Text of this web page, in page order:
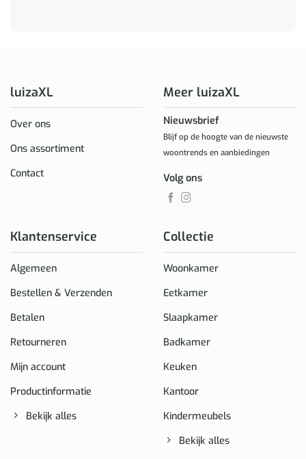
luizaXL
Over ons
Ons assortiment
Contact
Klantenservice
Algemeen
Bestellen & Verzenden
Betalen
Retourneren
Mijn account
Productinformatie
Bekijk alles
Collectie
Woonkamer
Eetkamer
Slaapkamer
Badkamer
Keuken
Kantoor
Kindermeubels
Bekijk alles
Meer luizaXL
Nieuwsbrief
Blijf op de hoogte van de nieuwste
woontrends en aanbiedingen
Volg ons